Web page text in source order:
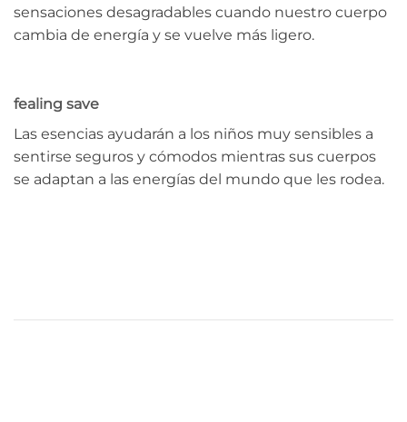
sensaciones desagradables cuando nuestro cuerpo
cambia de energía y se vuelve más ligero.
fealing save
Las esencias ayudarán a los niños muy sensibles a
sentirse seguros y cómodos mientras sus cuerpos
se adaptan a las energías del mundo que les rodea.